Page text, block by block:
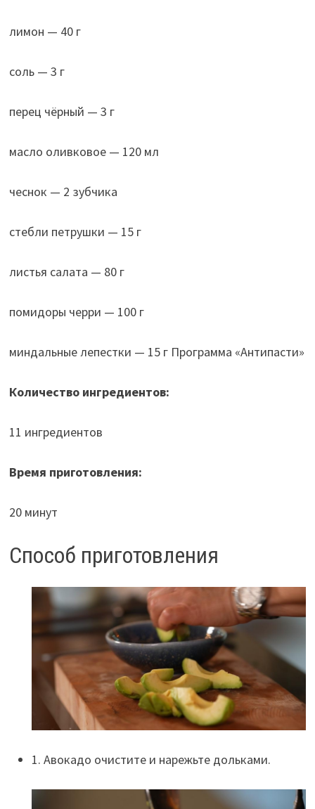
лимон — 40 г
соль — 3 г
перец чёрный — 3 г
масло оливковое — 120 мл
чеснок — 2 зубчика
стебли петрушки — 15 г
листья салата — 80 г
помидоры черри — 100 г
миндальные лепестки — 15 г Программа «Антипасти»
Количество ингредиентов:
11 ингредиентов
Время приготовления:
20 минут
Способ приготовления
1. Авокадо очистите и нарежьте дольками.